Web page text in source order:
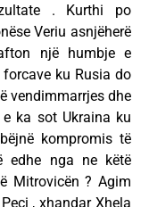
. Kurthi po
Veriu asnjëherë
një humbje e
ku Rusia do
vendimmarrjes dhe
ka sot Ukraina ku
kompromis të
edhe nga ne këtë
Mitrovicën ? Agim
, xhandar Xhela